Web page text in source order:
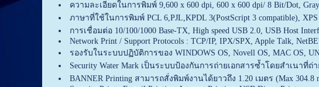
ความละเอียดในการพิมพ์ 9,600 x 600 dpi, 600 x 600 dpi/ 8 Bit/Dot,
ภาษาที่ใช้ในการพิมพ์ PCL 6,PJL,KPDL 3(PostScript 3 compatible), XPS
การเชื่อมต่อ 10/100/1000 Base-TX, High speed USB 2.0, USB Host
Network Print / Support Protocols : TCP/IP, IPX/SPX, Apple Talk,
รองรับในระบบปฏิบัติการของ WINDOWS OS, Novell OS, MAC OS,
Security Water Mark เป็นระบบป้องกันการถ่ายเอกสารซ้ำโดยสำเนาที่
BANNER Printing สามารถสั่งพิมพ์งานได้ยาวถึง 1.20 เมตร (Max 304.8